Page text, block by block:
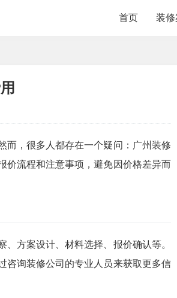
首页 装
而，很多人都存在一个疑问：广州装修
价流程和注意事项，避免因价格差异而
方案设计、材料选择、报价确认等。
咨询装修公司的专业人员来获取更多信